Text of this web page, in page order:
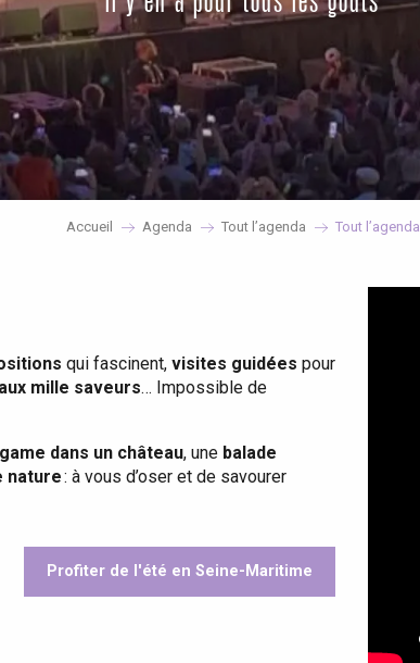
Accueil Agenda Tout l’agenda Tout l’agenda
qui fascinent, visites guidées pour
mille saveurs… Impossible de
dans un château, une balade
nature: à vous d’oser et de savourer
Profiter de l'été en Seine-Maritime